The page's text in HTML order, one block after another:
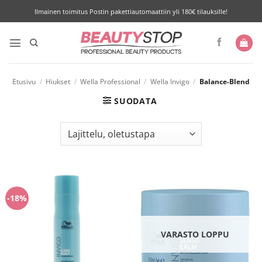
to
Ilmainen toimitus Postin pakettiautomaattiin yli 180€ tilauksille!
Etusivu / Hiukset / Wella Professional / Wella Invigo / Balance-Blend
SUODATA
-18%
VARASTO LOPPU